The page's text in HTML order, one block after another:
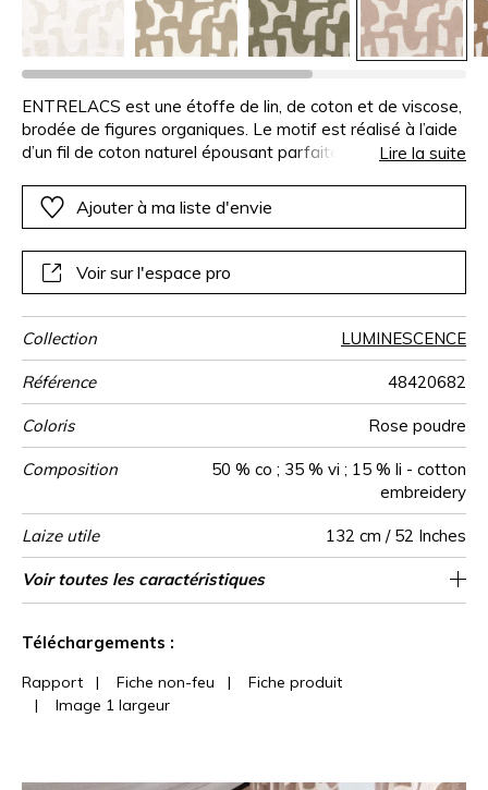
ENTRELACS est une étoffe de lin, de coton et de viscose,
brodée de figures organiques. Le motif est réalisé à l’aide
d’un fil de coton naturel épousant parfaitement la palette
Lire la suite
Ajouter à ma liste d'envie
Voir sur l'espace pro
Collection LUMINESCENCE
Référence 48420682
Coloris Rose poudre
Composition
50 % co ; 35 % vi ; 15 % li - cotton
embreidery
Laize utile 132 cm / 52 Inches
Raccord Raccord droit
Sens De large
Poids g/m² 436
Performance
Accoustique
aw - 0.15
Usage
Entretien
Pays d'origine Inde
Rapport
Horizontal
66 cm / 26 Inches
Rapport
Vertical
45 cm / 18 Inches
Voir toutes les caractéristiques
Téléchargements :
Rapport | Fiche non-feu |
Fiche produit
| Image 1 largeur